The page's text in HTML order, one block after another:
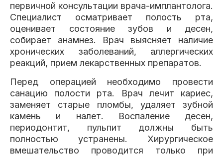
первичной консультации врача-имплантолога.
Специалист осматривает полость рта,
оценивает состояние зубов и десен,
собирает анамнез. Врач выясняет наличие
хронических заболеваний, аллергических
реакций, прием лекарственных препаратов.
Перед операцией необходимо провести
санацию полости рта. Врач лечит кариес,
заменяет старые пломбы, удаляет зубной
камень и налет. Воспаление десен,
периодонтит, пульпит должны быть
полностью устранены. Хирургическое
вмешательство проводится только при